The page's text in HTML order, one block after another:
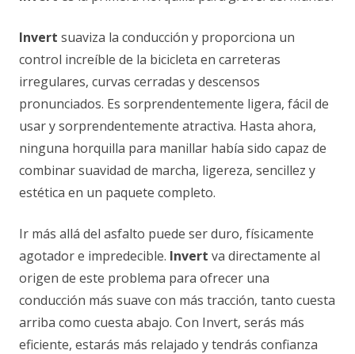
Invert suaviza la conducción y proporciona un
control increíble de la bicicleta en carreteras
irregulares, curvas cerradas y descensos
pronunciados. Es sorprendentemente ligera, fácil de
usar y sorprendentemente atractiva. Hasta ahora,
ninguna horquilla para manillar había sido capaz de
combinar suavidad de marcha, ligereza, sencillez y
estética en un paquete completo.
Ir más allá del asfalto puede ser duro, físicamente
agotador e impredecible. Invert va directamente al
origen de este problema para ofrecer una
conducción más suave con más tracción, tanto cuesta
arriba como cuesta abajo. Con Invert, serás más
eficiente, estarás más relajado y tendrás confianza